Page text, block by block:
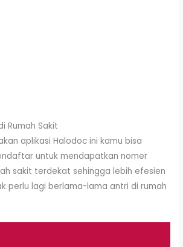
Rumah Sakit
aplikasi Halodoc ini kamu bisa
untuk mendapatkan nomer
sakit terdekat sehingga lebih efesien
perlu lagi berlama-lama antri di rumah